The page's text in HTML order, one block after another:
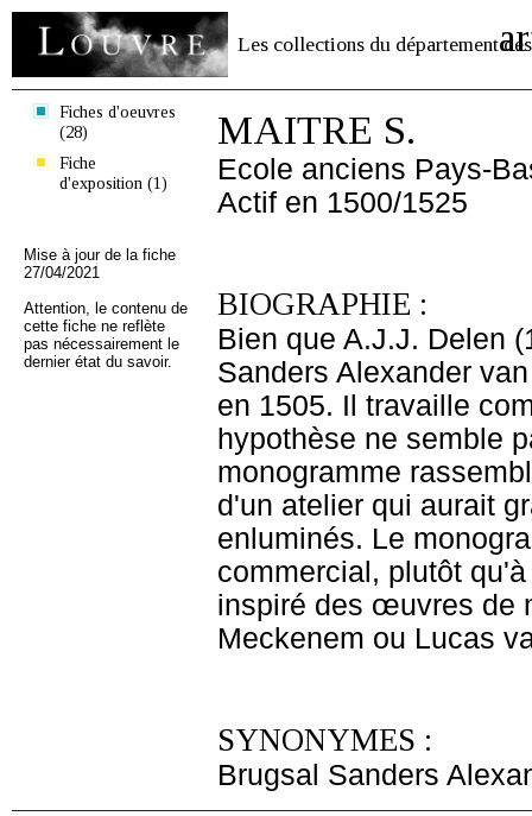
Les collections du département des
Fiches d'oeuvres
(28)
Fiche
d'exposition (1)
Mise à jour de la fiche
27/04/2021
Attention, le contenu de
cette fiche ne reflète
pas nécessairement le
dernier état du savoir.
MAITRE S.
Ecole anciens Pays-
Actif en 1500/1525
BIOGRAPHIE :
Bien que A.J.J. Delen
Sanders Alexander
en 1505. Il travaille
hypothèse ne semble
monogramme
d'un atelier qui aurait
enluminés. Le
commercial, plutôt
inspiré des œuvres de
Meckenem ou Lucas
SYNONYMES :
Brugsal Sanders